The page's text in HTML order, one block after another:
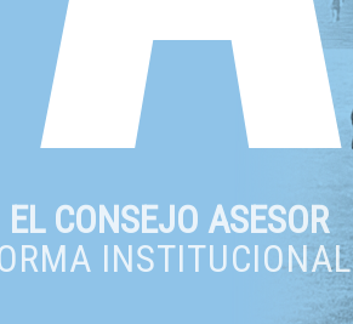
EL CONSEJO ASESOR
INSTITUCIONAL